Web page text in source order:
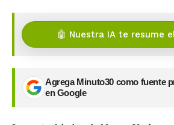
🤖 Nuestra IA te resume
Agrega Minuto30 como fuente
en Google